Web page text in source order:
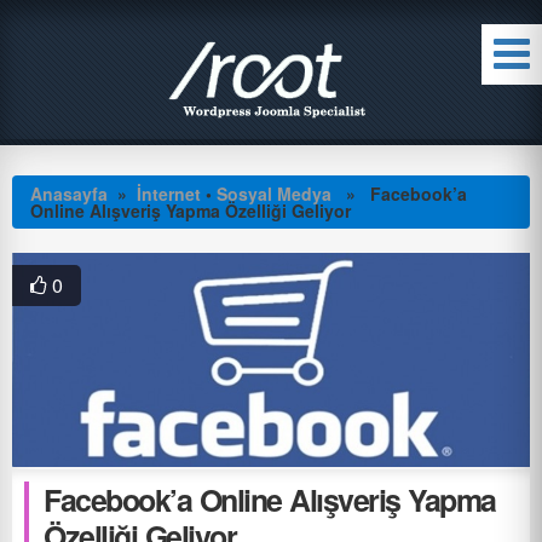
Anasayfa » İnternet • Sosyal Medya » Facebook’a
Online Alışveriş Yapma Özelliği Geliyor
0
Facebook’a Online Alışveriş Yapma